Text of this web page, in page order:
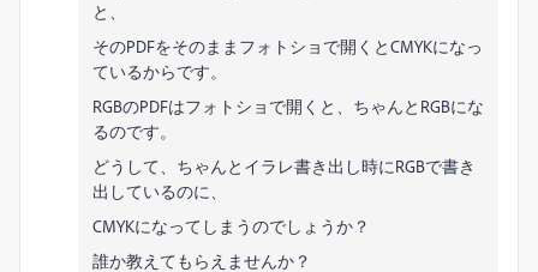
と、
そのPDFをそのままフォトショで開くとCMYKになっ
ているからです。
RGBのPDFはフォトショで開くと、ちゃんとRGBにな
るのです。
どうして、ちゃんとイラレ書き出し時にRGBで書き
出しているのに、
CMYKになってしまうのでしょうか？
誰か教えてもらえませんか？